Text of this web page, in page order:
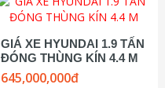
GIÁ XE HYUNDAI 1.9 TẤN
ĐÓNG THÙNG KÍN 4.4 M
645,000,000đ